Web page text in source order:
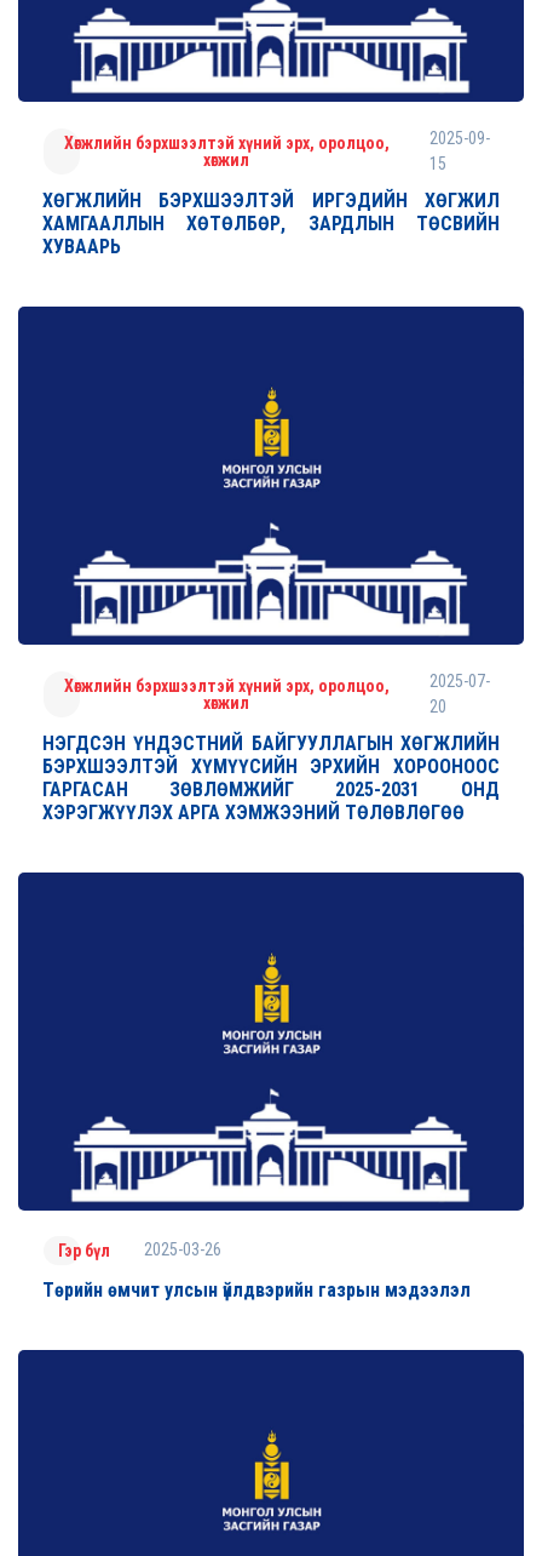
Хөгжлийн бэрхшээлтэй хүний эрх, оролцоо,
хөгжил
2025-09-
15
ХӨГЖЛИЙН БЭРХШЭЭЛТЭЙ ИРГЭДИЙН ХӨГЖИЛ
ХАМГААЛЛЫН ХӨТӨЛБӨР, ЗАРДЛЫН ТӨСВИЙН
ХУВААРЬ
Хөгжлийн бэрхшээлтэй хүний эрх, оролцоо,
хөгжил
2025-07-
20
НЭГДСЭН ҮНДЭСТНИЙ БАЙГУУЛЛАГЫН ХӨГЖЛИЙН
БЭРХШЭЭЛТЭЙ ХҮМҮҮСИЙН ЭРХИЙН ХОРООНООС
ГАРГАСАН ЗӨВЛӨМЖИЙГ 2025-2031 ОНД
ХЭРЭГЖҮҮЛЭХ АРГА ХЭМЖЭЭНИЙ ТӨЛӨВЛӨГӨӨ
Гэр бүл 2025-03-26
Төрийн өмчит улсын үйлдвэрийн газрын мэдээлэл